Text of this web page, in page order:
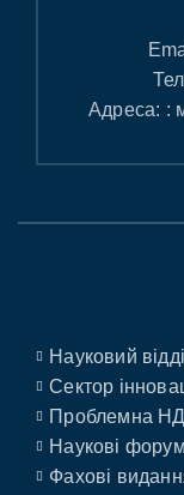
Адреса: :
Науковий
Сектор
Проблемна
Наукові
Фахові